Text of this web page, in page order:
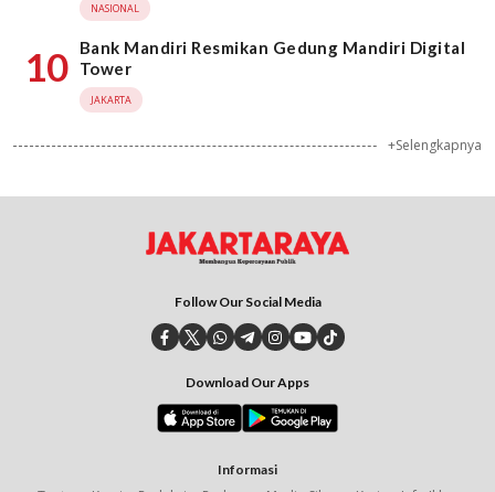
NASIONAL
10
Bank Mandiri Resmikan Gedung Mandiri Digital
Tower
JAKARTA
+Selengkapnya
Follow Our Social Media
Download Our Apps
Informasi